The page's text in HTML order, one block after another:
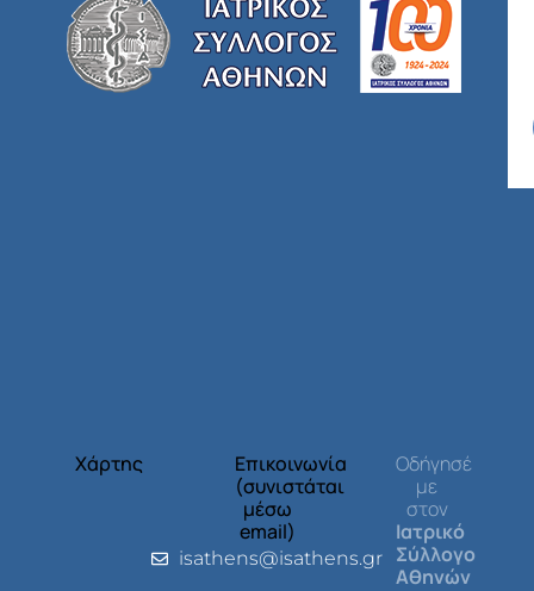
Χάρτης
Επικοινωνία
(συνιστάται
μέσω
email)
isathens@isathens.gr
Οδήγησέ
με
στον
Ιατρικό
Σύλλογο
Αθηνών